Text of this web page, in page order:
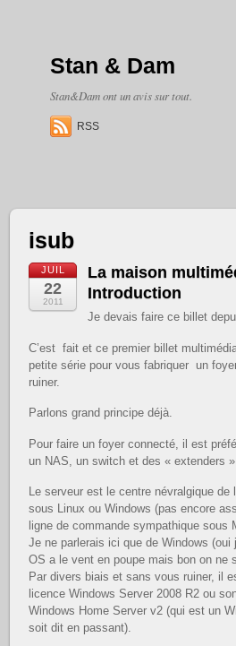
Stan & Dam
Stan&Dam ont un avis sur tout.
RSS
isub
JUIL
22
2011
La maison
Introduction
Je devais faire ce billet
C’est fait et ce premier billet
petite série pour vous fabriquer un
ruiner.
Parlons grand principe déjà.
Pour faire un foyer connecté, il est
un NAS, un switch et des « extenders ».
Le serveur est le centre névralgique de
sous Linux ou Windows (pas encore
ligne de commande sympathique sous
Je ne parlerais ici que de Windows (oui
OS a le vent en poupe mais bon on ne
Par divers biais et sans vous ruiner, il
licence Windows Server 2008 R2 ou
Windows Home Server v2 (qui est un
soit dit en passant).